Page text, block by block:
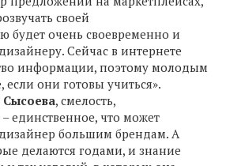
своей
будет очень своевременно и
Сейчас в интернете
информации, поэтому молодым
они готовы учиться».
Сысоева, смелость,
единственное, что может
большим брендам. А
делаются годами, и знание